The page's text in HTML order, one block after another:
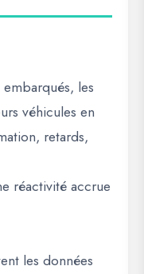
les
véhicules en
retards,
réactivité accrue
les données